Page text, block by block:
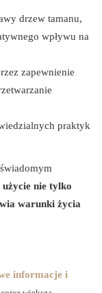
drzew tamanu,
wpływu na
zapewnienie
praktyk
użycie nie tylko
warunki życia
informacje i